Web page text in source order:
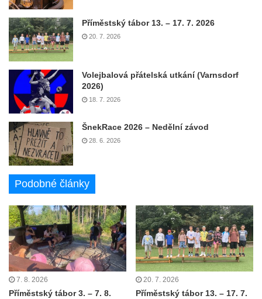
Příměstský tábor 13. – 17. 7. 2026
20. 7. 2026
Volejbalová přátelská utkání (Varnsdorf
2026)
18. 7. 2026
ŠnekRace 2026 – Nedělní závod
28. 6. 2026
Podobné články
7. 8. 2026
Příměstský tábor 3. – 7. 8.
20. 7. 2026
Příměstský tábor 13. – 17. 7.